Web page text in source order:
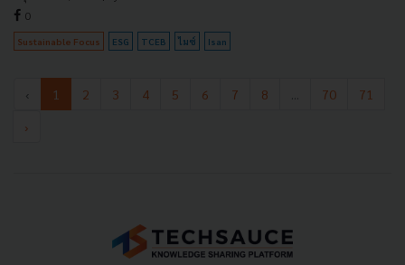
0
Sustainable Focus ESG TCEB ไมซ์ Isan
‹ 1 2 3 4 5 6 7 8 70
71
›